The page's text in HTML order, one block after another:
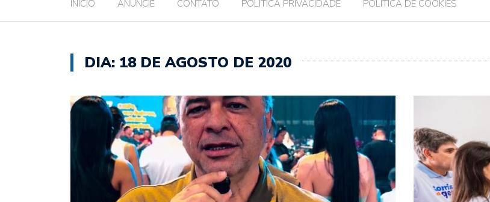
INICIO ANUNCIE CONTATO POLÍTICA PRIVACIDADE POLÍTICA DE COOKIES
DIA: 18 DE AGOSTO DE 2020